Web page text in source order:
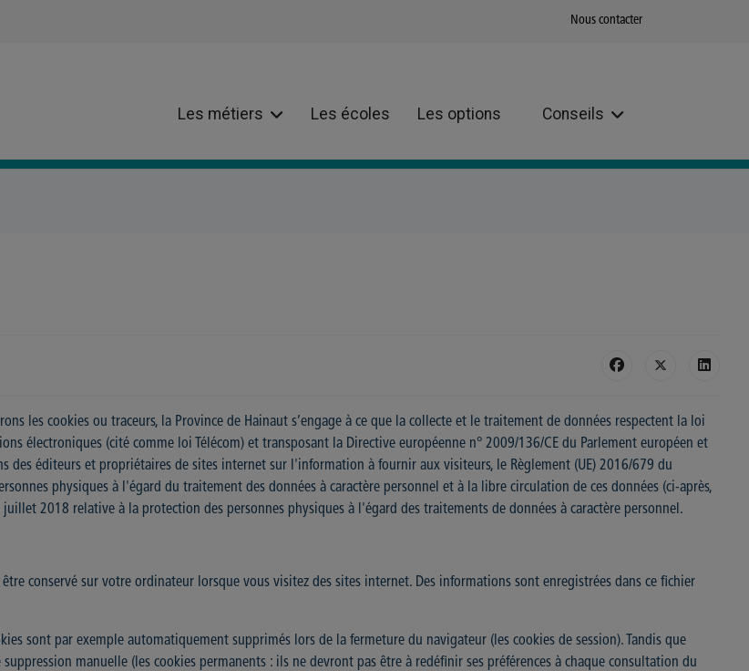
Nous contacter
Les métiers Les écoles Les options Conseils
les cookies ou traceurs, la Province de Hainaut s’engage à ce que la collecte et le traitement de données respectent la loi
électroniques (cité comme loi Télécom) et transposant la Directive européenne n° 2009/136/CE du Parlement européen et
éditeurs et propriétaires de sites internet sur l'information à fournir aux visiteurs, le Règlement (UE) 2016/679 du
physiques à l'égard du traitement des données à caractère personnel et à la libre circulation de ces données (ci-après,
2018 relative à la protection des personnes physiques à l'égard des traitements de données à caractère personnel.
conservé sur votre ordinateur lorsque vous visitez des sites internet. Des informations sont enregistrées dans ce fichier
sont par exemple automatiquement supprimés lors de la fermeture du navigateur (les cookies de session). Tandis que
manuelle (les cookies permanents : ils ne devront pas être à redéfinir ses préférences à chaque consultation du